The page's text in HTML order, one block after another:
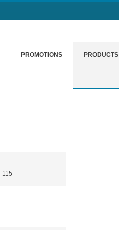
PROMOTIONS PRODUCTS
115